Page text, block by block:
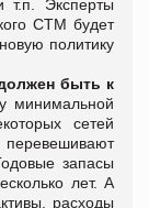
т.п. Эксперты
СТМ будет
политику
быть к
минимальной
сетей
запасы
лет. А
расходы